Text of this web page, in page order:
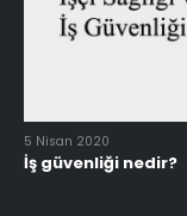
5 Nisan 2020
İş güvenliği nedir?